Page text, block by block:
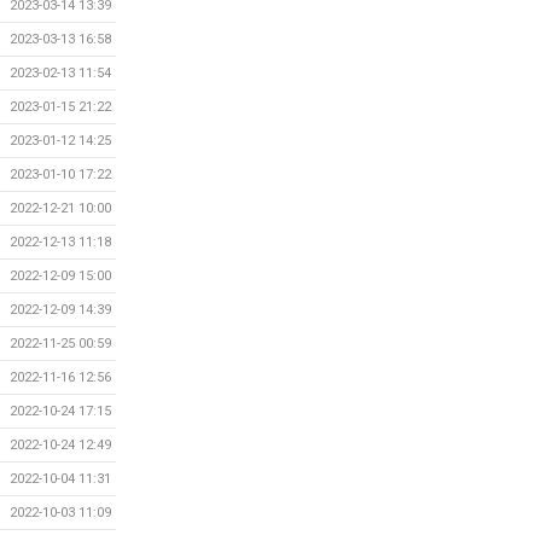
2023-03-14 13:39
2023-03-13 16:58
2023-02-13 11:54
2023-01-15 21:22
2023-01-12 14:25
2023-01-10 17:22
2022-12-21 10:00
2022-12-13 11:18
2022-12-09 15:00
2022-12-09 14:39
2022-11-25 00:59
2022-11-16 12:56
2022-10-24 17:15
2022-10-24 12:49
2022-10-04 11:31
2022-10-03 11:09